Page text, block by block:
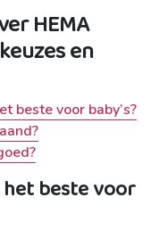
HEMA
en
beste voor baby’s?
beste voor